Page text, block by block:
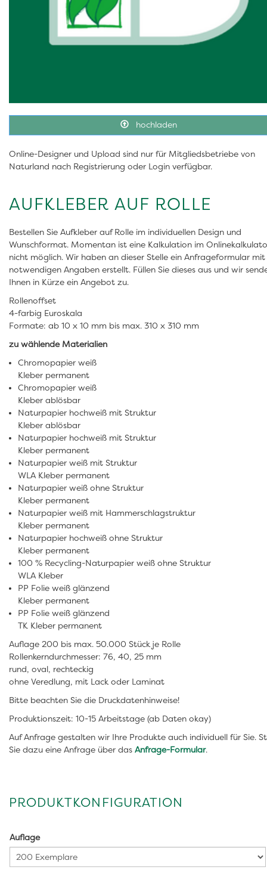
hochladen
Online-Designer und Upload sind nur für Mitgliedsbetriebe von
Naturland nach Registrierung oder Login verfügbar.
AUFKLEBER AUF ROLLE
Bestellen Sie Aufkleber auf Rolle im individuellen Design und
Wunschformat. Momentan ist eine Kalkulation im
nicht möglich. Wir haben an dieser Stelle ein Anfrageformular mit
notwendigen Angaben erstellt. Füllen Sie dieses aus und wir
Ihnen in Kürze ein Angebot zu.
Rollenoffset
4-farbig Euroskala
Formate: ab 10 x 10 mm bis max. 310 x 310 mm
zu wählende Materialien
Chromopapier weiß
Kleber permanent
Chromopapier weiß
Kleber ablösbar
Naturpapier hochweiß mit Struktur
Kleber ablösbar
Naturpapier hochweiß mit Struktur
Kleber permanent
Naturpapier weiß mit Struktur
WLA Kleber permanent
Naturpapier weiß ohne Struktur
Kleber permanent
Naturpapier weiß mit Hammerschlagstruktur
Kleber permanent
Naturpapier hochweiß ohne Struktur
Kleber permanent
100 % Recycling-Naturpapier weiß ohne Struktur
WLA Kleber
PP Folie weiß glänzend
Kleber permanent
PP Folie weiß glänzend
TK Kleber permanent
Auflage 200 bis max. 50.000 Stück je Rolle
Rollenkerndurchmesser: 76, 40, 25 mm
rund, oval, rechteckig
ohne Veredlung, mit Lack oder Laminat
Bitte beachten Sie die Druckdatenhinweise!
Produktionszeit: 10-15 Arbeitstage (ab Daten okay)
Auf Anfrage gestalten wir Ihre Produkte auch individuell für Sie.
Sie dazu eine Anfrage über das Anfrage-Formular.
PRODUKTKONFIGURATION
Auflage